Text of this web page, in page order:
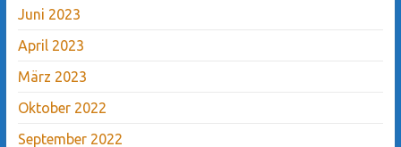
Juni 2023
April 2023
März 2023
Oktober 2022
September 2022